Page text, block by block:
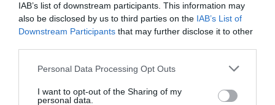
IAB’s list of downstream participants. This information may
also be disclosed by us to third parties on the IAB’s List of
Downstream Participants that may further disclose it to other
Personal Data Processing Opt Outs
I want to opt-out of the Sharing of my
personal data.